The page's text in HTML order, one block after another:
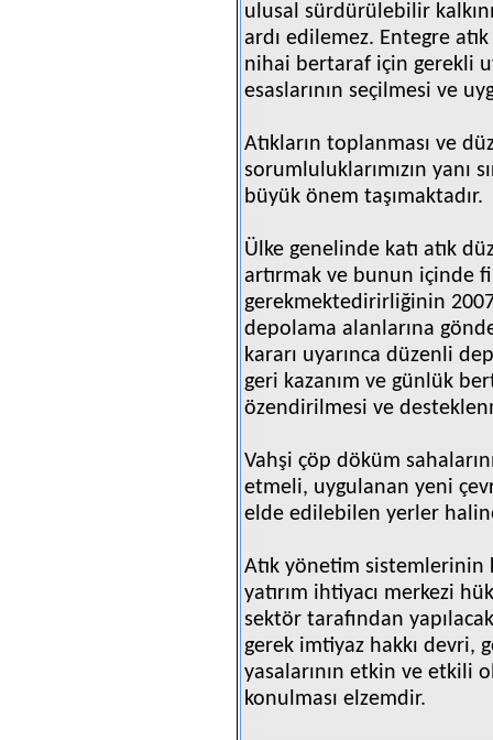
ulusal sürdürülebilir
ardı edilemez. Entegre
nihai bertaraf için gerekli
esaslarının seçilmesi ve
Atıkların toplanması ve
sorumluluklarımızın yanı
büyük önem taşımaktadır.
Ülke genelinde katı atık
artırmak ve bunun içinde
gerekmektedirirliğinin
depolama alanlarına
kararı uyarınca düzenli
geri kazanım ve günlük
özendirilmesi ve
Vahşi çöp döküm
etmeli, uygulanan yeni
elde edilebilen yerler
Atık yönetim sistemlerinin
yatırım ihtiyacı merkezi
sektör tarafından
gerek imtiyaz hakkı devri,
yasalarının etkin ve etkili
konulması elzemdir.